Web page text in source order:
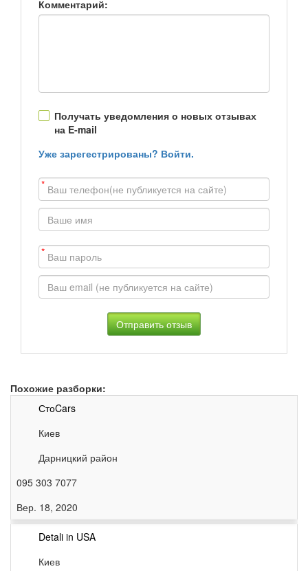
Комментарий:
Получать уведомления о новых отзывах
на E-mail
Уже зарегестрированы? Войти.
*
*
Похожие разборки:
СтоCars
Киев
Дарницкий район
095 303 7077
Вер. 18, 2020
Detali in USA
Киев